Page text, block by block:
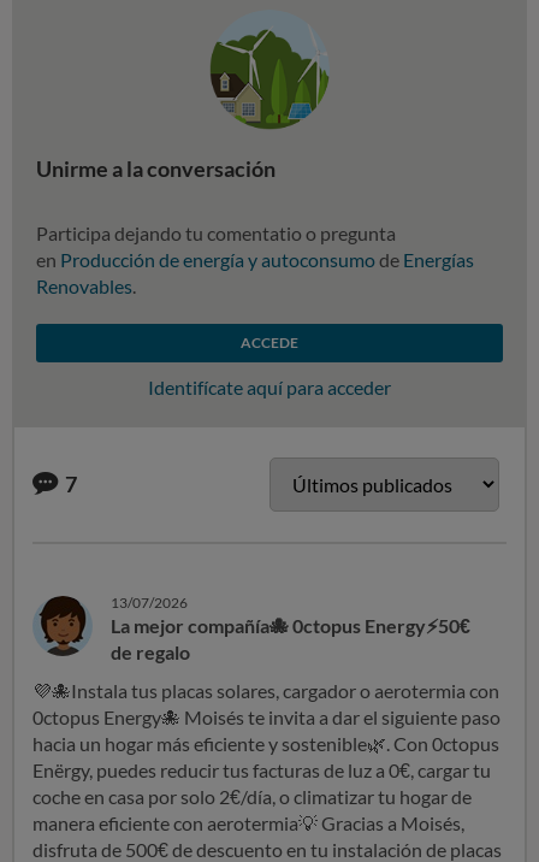
Unirme a la conversación
Participa dejando tu comentatio o pregunta
en Producción de energía y autoconsumode Energías
Renovables.
ACCEDE
Identifícate aquí para acceder
7
13/07/2026
La mejor compañía🐙 0ctopus Energy⚡50€
de regalo
💜🐙Instala tus placas solares, cargador o aerotermia con
0ctopus Energy🐙 Moisés te invita a dar el siguiente paso
hacia un hogar más eficiente y sostenible🌿. Con 0ctopus
Enërgy, puedes reducir tus facturas de luz a 0€, cargar tu
coche en casa por solo 2€/día, o climatizar tu hogar de
manera eficiente con aerotermia💡Gracias a Moisés,
disfruta de 500€ de descuento en tu instalación de placas